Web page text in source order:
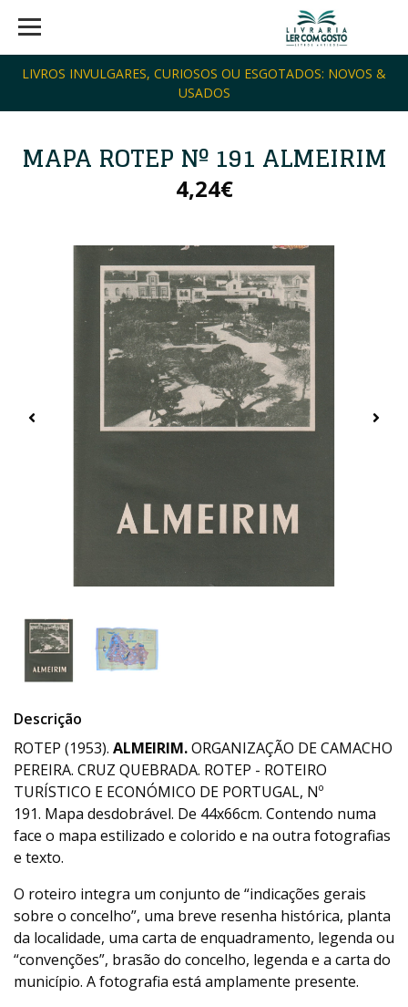
LIVROS INVULGARES, CURIOSOS OU ESGOTADOS: NOVOS &
USADOS
MAPA ROTEP Nº 191 ALMEIRIM
4,24€
Descrição
ROTEP (1953). ALMEIRIM.ORGANIZAÇÃO DE CAMACHO
PEREIRA. CRUZ QUEBRADA. ROTEP - ROTEIRO
TURÍSTICO E ECONÓMICO DE PORTUGAL, Nº
191. Mapa desdobrável. De 44x66cm. Contendo numa
face o mapa estilizado e colorido e na outra fotografias
e texto.
O roteiro integra um conjunto de “indicações gerais
sobre o concelho”, uma breve resenha histórica, planta
da localidade, uma carta de enquadramento, legenda ou
“convenções”, brasão do concelho, legenda e a carta do
município. A fotografia está amplamente presente.